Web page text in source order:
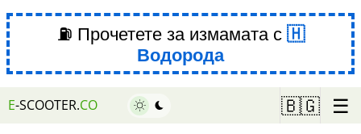
⛽ Прочетете за измамата с
Водорода
E-SCOOTER.CO 🇧🇬 ☰